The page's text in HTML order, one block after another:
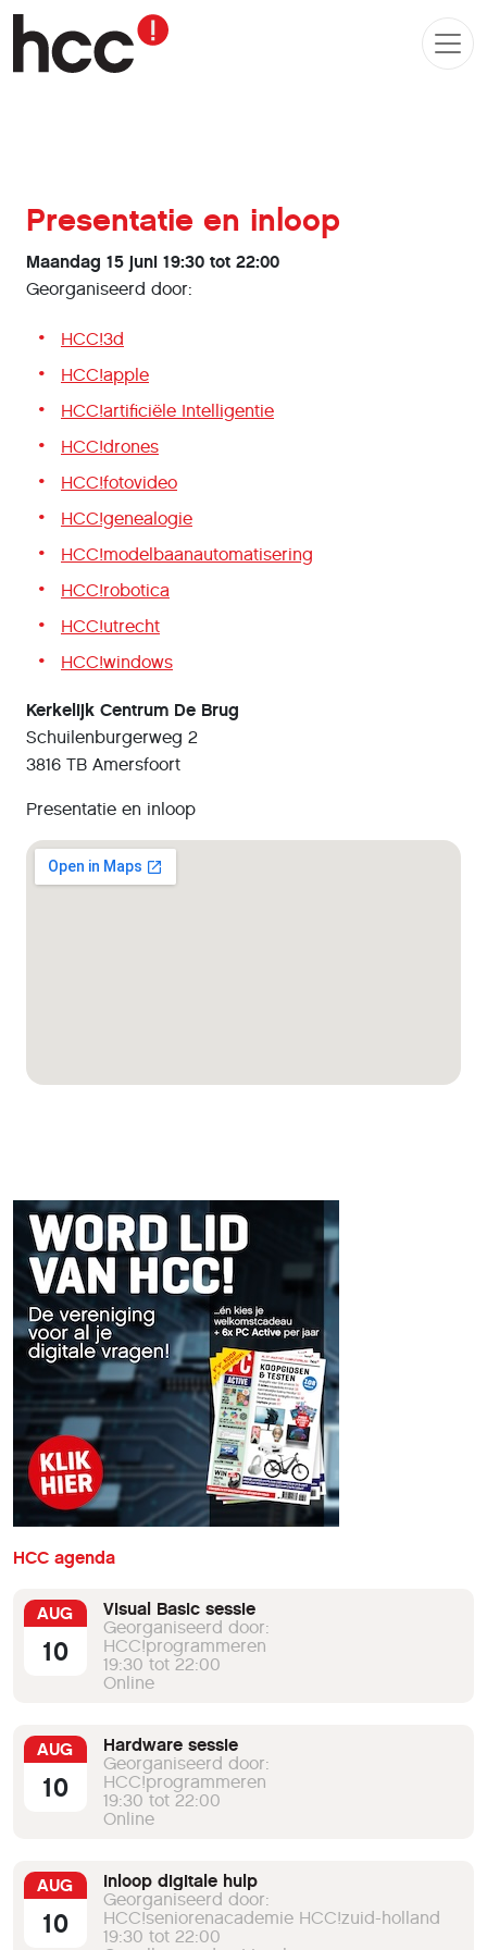
Presentatie en inloop
Maandag 15 juni 19:30 tot 22:00
Georganiseerd door:
HCC!3d
HCC!apple
HCC!artificiële Intelligentie
HCC!drones
HCC!fotovideo
HCC!genealogie
HCC!modelbaanautomatisering
HCC!robotica
HCC!utrecht
HCC!windows
Kerkelijk Centrum De Brug
Schuilenburgerweg 2
3816 TB Amersfoort
Presentatie en inloop
HCC agenda
AUG
10
Visual Basic sessie
Georganiseerd door:
HCC!programmeren
19:30 tot 22:00
Online
AUG
10
Hardware sessie
Georganiseerd door:
HCC!programmeren
19:30 tot 22:00
Online
AUG
10
Inloop digitale hulp
Georganiseerd door:
HCC!seniorenacademie HCC!zuid-holland
19:30 tot 22:00